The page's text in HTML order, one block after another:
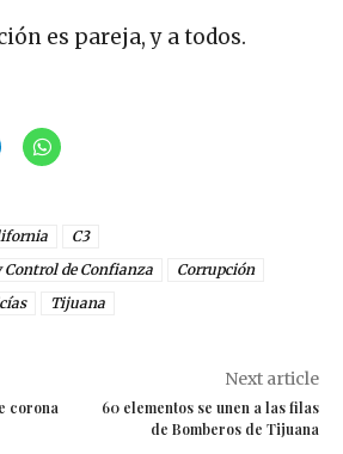
es pareja, y a todos.
C3
Control de Confianza
Corrupción
Tijuana
corona
Next article
60 elementos se unen a las filas
de Bomberos de Tijuana